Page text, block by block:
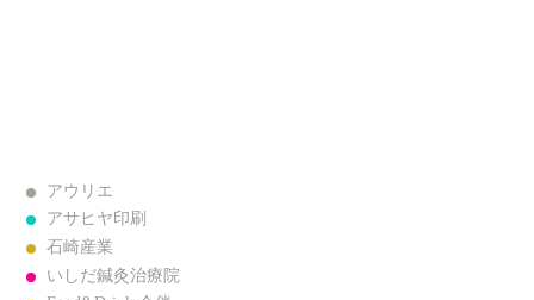
アウリエ
アサヒヤ印刷
石崎産業
いしだ鍼灸治療院